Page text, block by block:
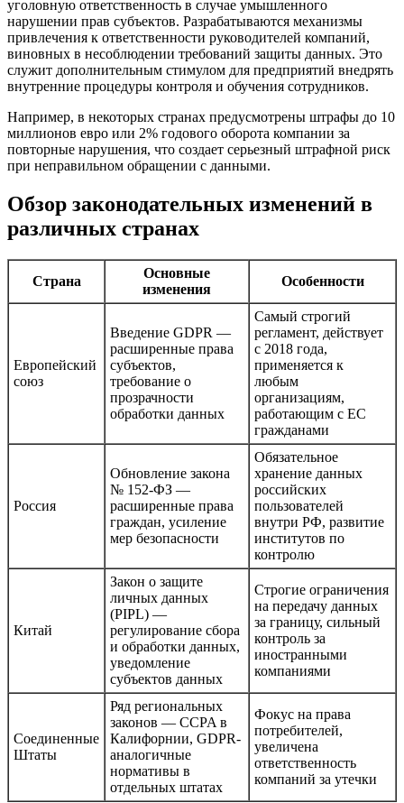
уголовную ответственность в случае умышленного
нарушении прав субъектов. Разрабатываются механизмы
привлечения к ответственности руководителей компаний,
виновных в несоблюдении требований защиты данных. Это
служит дополнительным стимулом для предприятий внедрять
внутренние процедуры контроля и обучения сотрудников.
Например, в некоторых странах предусмотрены штрафы до 10
миллионов евро или 2% годового оборота компании за
повторные нарушения, что создает серьезный штрафной риск
при неправильном обращении с данными.
Обзор законодательных изменений в
различных странах
Страна
Основные
изменения
Особенности
Европейский
союз
Введение GDPR —
расширенные права
субъектов,
требование о
прозрачности
обработки данных
Самый строгий
регламент, действует
с 2018 года,
применяется к
любым
организациям,
работающим с ЕС
гражданами
Россия
Обновление закона
№ 152-ФЗ —
расширенные права
граждан, усиление
мер безопасности
Обязательное
хранение данных
российских
пользователей
внутри РФ, развитие
институтов по
контролю
Китай
Закон о защите
личных данных
(PIPL) —
регулирование сбора
и обработки данных,
уведомление
субъектов данных
Строгие ограничения
на передачу данных
за границу, сильный
контроль за
иностранными
компаниями
Соединенные
Штаты
Ряд региональных
законов — CCPA в
Калифорнии, GDPR-
аналогичные
нормативы в
отдельных штатах
Фокус на права
потребителей,
увеличена
ответственность
компаний за утечки